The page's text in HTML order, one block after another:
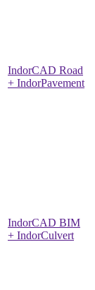
IndorCAD Road
+ IndorPavement
IndorCAD BIM
+ IndorCulvert